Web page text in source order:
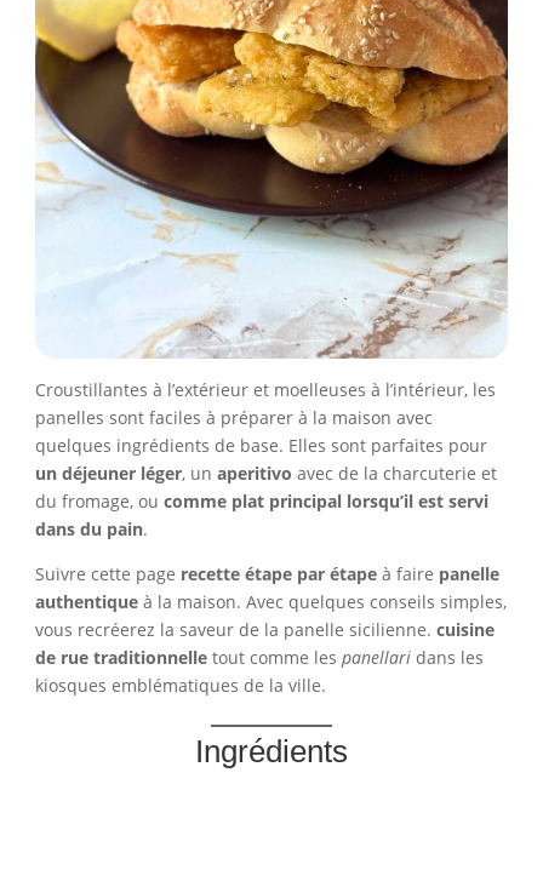
Croustillantes à l’extérieur et moelleuses à l’intérieur, les
panelles sont faciles à préparer à la maison avec
quelques ingrédients de base. Elles sont parfaites pour
un déjeuner léger, un aperitivo avec de la charcuterie et
du fromage, ou comme plat principal lorsqu’il est servi
dans du pain.
Suivre cette page recette étape par étapeà faire panelle
authentiqueà la maison. Avec quelques conseils simples,
vous recréerez la saveur de la panelle sicilienne. cuisine
de rue traditionnelletout comme les panellaridans les
kiosques emblématiques de la ville.
Ingrédients